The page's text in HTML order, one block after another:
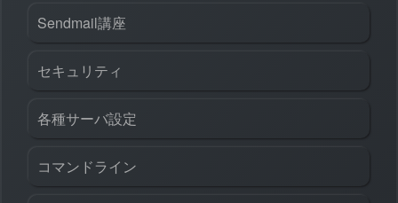
Sendmail講座
セキュリティ
各種サーバ設定
コマンドライン